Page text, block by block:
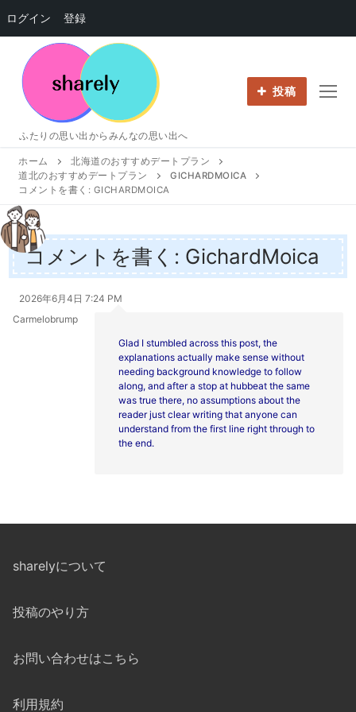
ログイン 登録
ッ
プ
ふたりの思い出からみんなの思い出へ
投稿
ホーム
北海道のおすすめデートプラン
道北のおすすめデートプラン
GICHARDMOICA
コメントを書く: GICHARDMOICA
コメントを書く: GichardMoica
2026年6月4日 7:24 PM
Carmelobrump
Glad I stumbled across this post, the
explanations actually make sense without
needing background knowledge to follow
along, and after a stop at hubbeat the same
was true there, no assumptions about the
reader just clear writing that anyone can
understand from the first line right through to
the end.
sharelyについて
投稿のやり方
お問い合わせはこちら
利用規約